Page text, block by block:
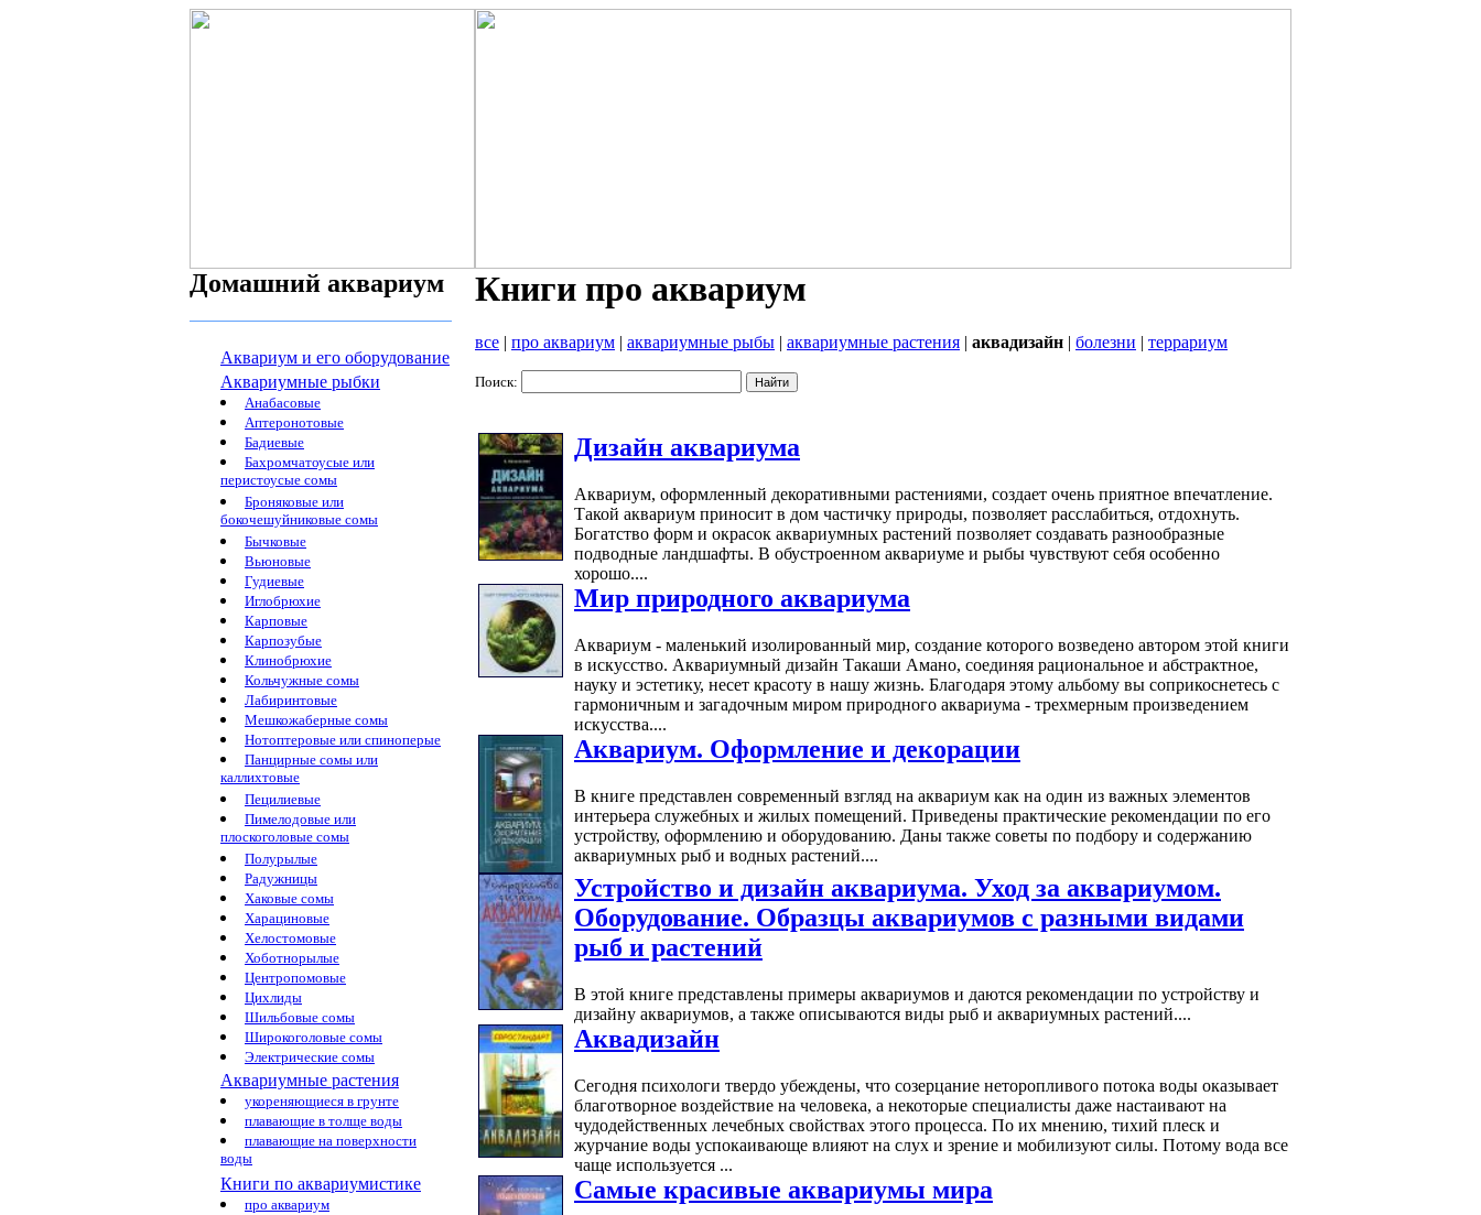
Домашний аквариум
Аквариум и его оборудование
Аквариумные рыбки
Анабасовые
Аптеронотовые
Бадиевые
Бахромчатоусые или
перистоусые сомы
Броняковые или
бокочешуйниковые сомы
Бычковые
Вьюновые
Гудиевые
Иглобрюхие
Карповые
Карпозубые
Клинобрюхие
Кольчужные сомы
Лабиринтовые
Мешкожаберные сомы
Нотоптеровые или спиноперые
Панцирные сомы или
каллихтовые
Пецилиевые
Пимелодовые или
плоскоголовые сомы
Полурылые
Радужницы
Хаковые сомы
Харациновые
Хелостомовые
Хоботнорылые
Центропомовые
Цихлиды
Шильбовые сомы
Широкоголовые сомы
Электрические сомы
Аквариумные растения
укореняющиеся в грунте
плавающие в толще воды
плавающие на поверхности
воды
Книги по аквариумистике
про аквариум
Книги про аквариум
все | про аквариум | аквариумные рыбы | аквариумные растения | аквадизайн | болезни | террариум
Поиск:
Дизайн аквариума
Аквариум, оформленный декоративными растениями, создает очень приятное впечатление.
Такой аквариум приносит в дом частичку природы, позволяет расслабиться, отдохнуть.
Богатство форм и окрасок аквариумных растений позволяет создавать разнообразные
подводные ландшафты. В обустроенном аквариуме и рыбы чувствуют себя особенно
хорошо....
Мир природного аквариума
Аквариум - маленький изолированный мир, создание которого возведено автором этой книги
в искусство. Аквариумный дизайн Такаши Амано, соединяя рациональное и абстрактное,
науку и эстетику, несет красоту в нашу жизнь. Благодаря этому альбому вы соприкоснетесь с
гармоничным и загадочным миром природного аквариума - трехмерным произведением
искусства....
Аквариум. Оформление и декорации
В книге представлен современный взгляд на аквариум как на один из важных элементов
интерьера служебных и жилых помещений. Приведены практические рекомендации по его
устройству, оформлению и оборудованию. Даны также советы по подбору и содержанию
аквариумных рыб и водных растений....
Устройство и дизайн аквариума. Уход за аквариумом.
Оборудование. Образцы аквариумов с разными видами
рыб и растений
В этой книге представлены примеры аквариумов и даются рекомендации по устройству и
дизайну аквариумов, а также описываются виды рыб и аквариумных растений....
Аквадизайн
Сегодня психологи твердо убеждены, что созерцание неторопливого потока воды оказывает
благотворное воздействие на человека, а некоторые специалисты даже настаивают на
чудодейственных лечебных свойствах этого процесса. По их мнению, тихий плеск и
журчание воды успокаивающе влияют на слух и зрение и мобилизуют силы. Потому вода все
чаще используется ...
Самые красивые аквариумы мира